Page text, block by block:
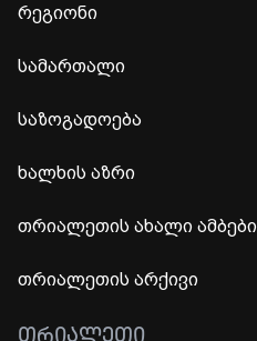
რეგიონი
სამართალი
საზოგადოება
ხალხის აზრი
თრიალეთის ახალი ამბები
თრიალეთის არქივი